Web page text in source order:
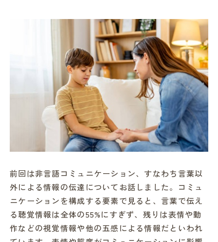
前回は非言語コミュニケーション、すなわち言葉以
外による情報の伝達についてお話しました。コミュ
ニケーションを構成する要素で見ると、言葉で伝え
る聴覚情報は全体の55%にすぎず、残りは表情や動
作などの視覚情報や他の五感による情報だといわれ